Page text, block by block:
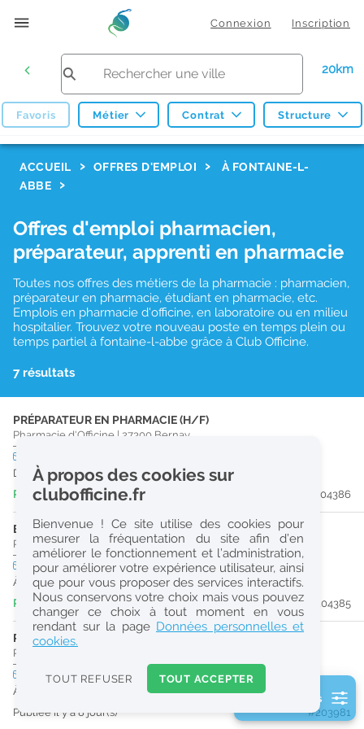
Connexion Inscription
20km
Favoris Métier Contrat Structure
Réinitialiser
2
0
k
Consulter les offres de la France d'outre-mer
ACCUEIL OFFRES D'EMPLOI
À FONTAINE-L-
ABBE
Offres d'emploi pharmacien,
préparateur, apprenti en pharmacie
Toutes nos offres des métiers de la pharmacie : pharmacien,
préparateur en pharmacie, étudiant en pharmacie, etc.
Emplois en pharmacie d'officine, en laboratoire ou en milieu
hospitalier. Trouvez votre nouveau poste en temps plein ou
temps partiel à fontaine-l-abbe grâce à Club Officine.
7 résultats
PRÉPARATEUR EN PHARMACIE (H/F)
Pharmacie d'Officine | 27300 Bernay
Dès que possible
Publiée il y a 24 heure(s)
#204386
ETUDIANT EN PHARMACIE (H/F)
Pharmacie d'Officine|27300Bernay
CDI temps partiel
À partir du 30/08/26
Publiée il y a 24 heure(s)
#204385
PHARMACIEN (H/F)
Pharmacie d'Officine
CDItemps plein
À partir du 21/08/26
Publiée il y a 8 jour(s)
#203981
2 filtre(s) actifs
À propos des cookies sur
clubofficine.fr
Bienvenue ! Ce site utilise des cookies pour
mesurer la fréquentation du site afin d’en
améliorer le fonctionnement et l’administration,
pour améliorer votre expérience utilisateur, ainsi
que pour vous proposer des services interactifs.
Nous conservons votre choix mais vous pouvez
changer ce choix à tout moment en vous
rendant sur la page Données personnelles et
cookies.
TOUT REFUSER TOUT ACCEPTER